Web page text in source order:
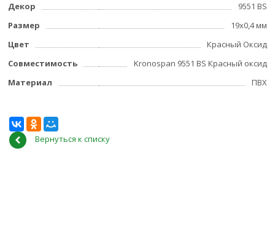
Декор
9551 BS
Размер
19x0,4 мм
Цвет
Красный Оксид
Совместимость
Kronospan 9551 BS Красный оксид
Материал
ПВХ
Вернуться к списку